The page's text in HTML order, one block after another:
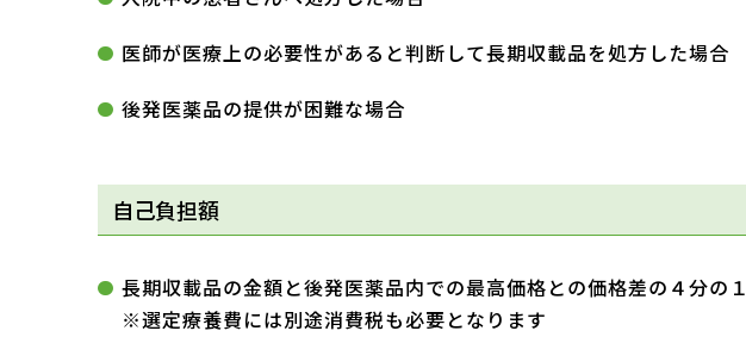
医師が医療上の必要性があると判断して長期収載品を処方した場合
後発医薬品の提供が困難な場合
自己負担額
長期収載品の金額と後発医薬品内での最高価格との価格差の４分の１
※選定療養費には別途消費税も必要となります